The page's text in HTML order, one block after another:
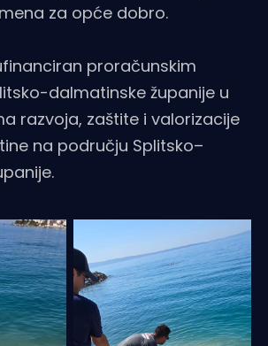
za opće dobro.
proračunskim
dalmatinske županije u
razvoja, zaštite i valorizacije
na području Splitsko–